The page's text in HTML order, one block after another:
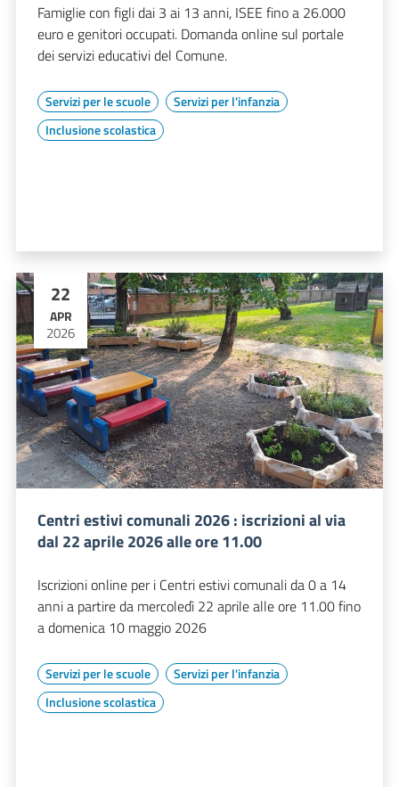
Famiglie con figli dai 3 ai 13 anni, ISEE fino a 26.000
euro e genitori occupati. Domanda online sul portale
dei servizi educativi del Comune.
Servizi per le scuole
Servizi per l'infanzia
Inclusione scolastica
22
APR
2026
Centri estivi comunali 2026 : iscrizioni al via
dal 22 aprile 2026 alle ore 11.00
Iscrizioni online per i Centri estivi comunali da 0 a 14
anni a partire da mercoledì 22 aprile alle ore 11.00 fino
a domenica 10 maggio 2026
Servizi per le scuole
Servizi per l'infanzia
Inclusione scolastica